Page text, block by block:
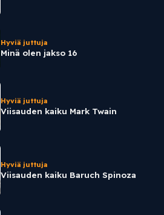
Hyviä juttuja
Minä olen jakso 16
Hyviä juttuja
Viisauden kaiku Mark Twain
Hyviä juttuja
Viisauden kaiku Baruch Spinoza